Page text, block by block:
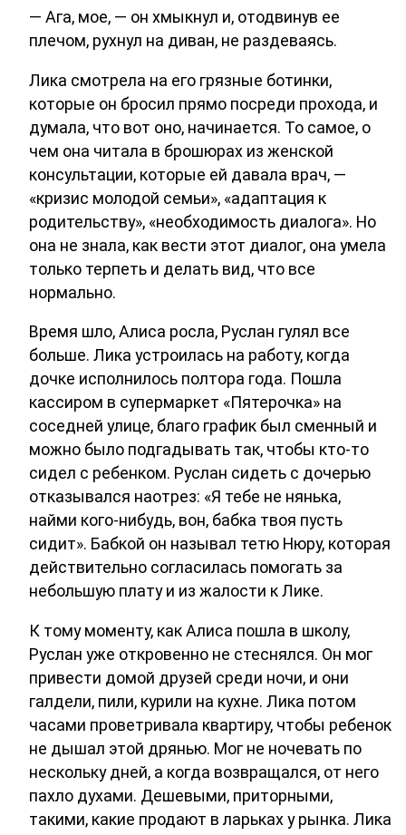
— Ага, мое, — он хмыкнул и, отодвинув ее
плечом, рухнул на диван, не раздеваясь.
Лика смотрела на его грязные ботинки,
которые он бросил прямо посреди прохода, и
думала, что вот оно, начинается. То самое, о
чем она читала в брошюрах из женской
консультации, которые ей давала врач, —
«кризис молодой семьи», «адаптация к
родительству», «необходимость диалога». Но
она не знала, как вести этот диалог, она умела
только терпеть и делать вид, что все
нормально.
Время шло, Алиса росла, Руслан гулял все
больше. Лика устроилась на работу, когда
дочке исполнилось полтора года. Пошла
кассиром в супермаркет «Пятерочка» на
соседней улице, благо график был сменный и
можно было подгадывать так, чтобы кто-то
сидел с ребенком. Руслан сидеть с дочерью
отказывался наотрез: «Я тебе не нянька,
найми кого-нибудь, вон, бабка твоя пусть
сидит». Бабкой он называл тетю Нюру, которая
действительно согласилась помогать за
небольшую плату и из жалости к Лике.
К тому моменту, как Алиса пошла в школу,
Руслан уже откровенно не стеснялся. Он мог
привести домой друзей среди ночи, и они
галдели, пили, курили на кухне. Лика потом
часами проветривала квартиру, чтобы ребенок
не дышал этой дрянью. Мог не ночевать по
нескольку дней, а когда возвращался, от него
пахло духами. Дешевыми, приторными,
такими, какие продают в ларьках у рынка. Лика